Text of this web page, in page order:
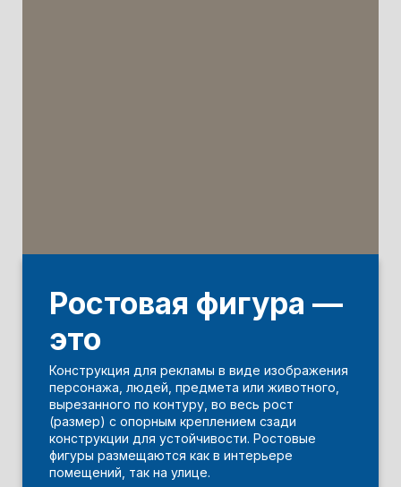
Ростовая фигура —
это
Конструкция для рекламы в виде изображения
персонажа, людей, предмета или животного,
вырезанного по контуру, во весь рост
(размер) с опорным креплением сзади
конструкции для устойчивости. Ростовые
фигуры размещаются как в интерьере
помещений, так на улице.